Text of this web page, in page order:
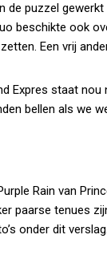
de puzzel
beschikte ook
Een vrij
Expres staat
bellen als we
Rain van
paarse tenues
onder dit verslag.